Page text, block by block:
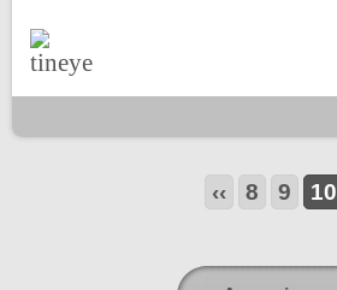
‹‹ 8 9 10